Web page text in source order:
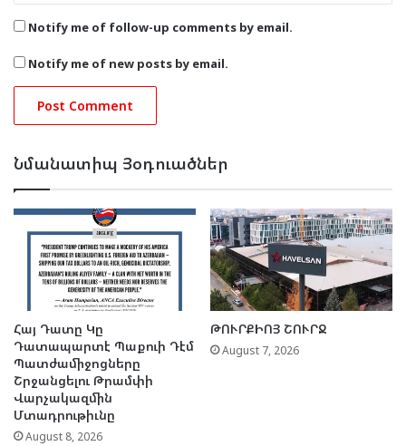
Notify me of follow-up comments by email.
Notify me of new posts by email.
Նմանատիպ Յօդուածներ
Հայ Դատը Կը
Դատապարտէ Պաքուի Դէմ
Պատժամիջոցները
Շրջանցելու Թրամփի
Վարչակազմին
Մտադրութիւնը
August 8, 2026
ԹՈՒՐՔԻՈՅ ՇՈՒՐՋ
August 7, 2026